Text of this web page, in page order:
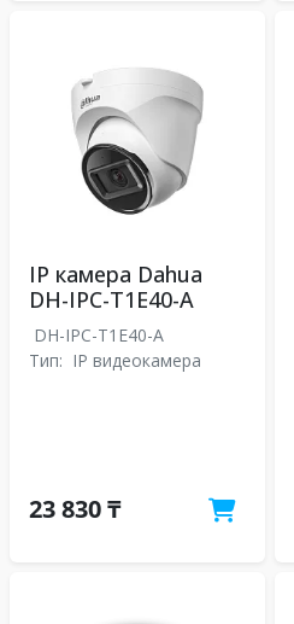
IP камера Dahua
DH-IPC-T1E40-A
DH-IPC-T1E40-A
Тип: IP видеокамера
23 830 ₸